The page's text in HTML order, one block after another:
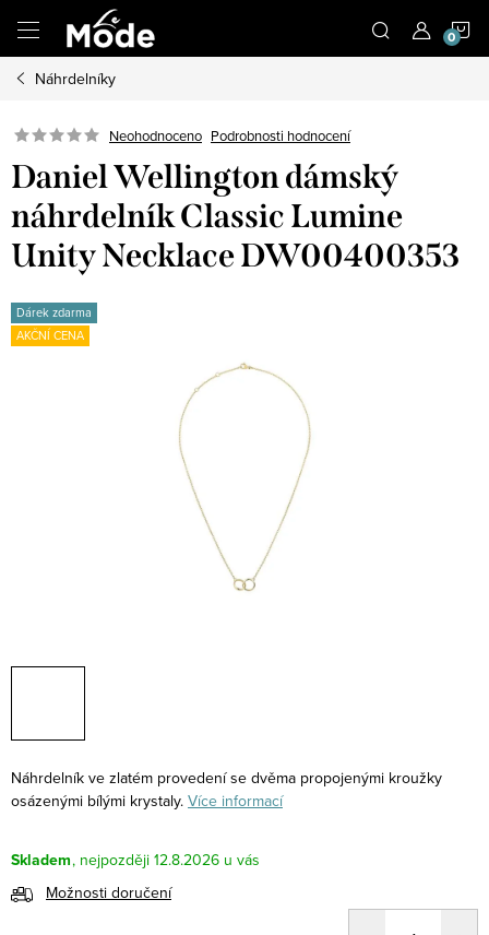
obsah
Náhrdelníky
Neohodnoceno Podrobnosti hodnocení
Daniel Wellington dámský
náhrdelník Classic Lumine
Unity Necklace DW00400353
Dárek zdarma
AKČNÍ CENA
Náhrdelník ve zlatém provedení se dvěma propojenými kroužky
osázenými bílými krystaly. Více informací
Skladem
12.8.2026
Možnosti doručení